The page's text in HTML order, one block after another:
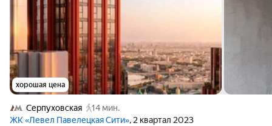
хорошая цена
Серпуховская
14 мин.
ЖК «Левел Павелецкая Сити», 2 квартал 2023